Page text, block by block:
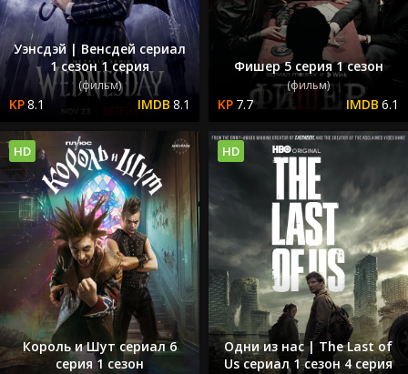
Уэнсдэй | Венсдей сериал
1 сезон 1 серия
(фильм)
8.1 8.1
Фишер 5 серия 1 сезон
(фильм)
7.7 6.1
Король и Шут сериал 6
серия 1 сезон
HD
Одни из нас | The Last of
Us сериал 1 сезон 4 серия
HD